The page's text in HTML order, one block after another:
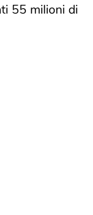
55 milioni di